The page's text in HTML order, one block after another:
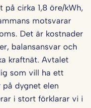
på cirka 1,8 öre/kWh,
motsvarar
Det är kostnader
balansansvar och
kraftnät. Avtalet
som vill ha ett
dygnet elen
i stort förklarar vi i